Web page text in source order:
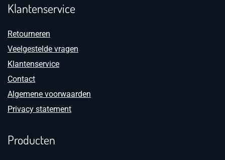
Klantenservice
Retourneren
Veelgestelde vragen
Klantenservice
Contact
Algemene voorwaarden
Privacy statement
Producten